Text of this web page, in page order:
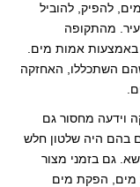
להפיק, להוביל
מהתקופה
אמות מים.
השתכללו, האחזקה
וידעה מחסור גם
בהם היה שלטון חלש
גם בזמני מצור
מים, הפקת מים